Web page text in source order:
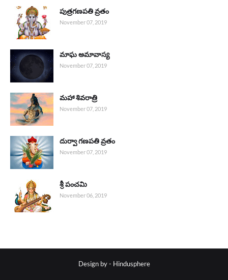
పుత్రగణపతి వ్రతం
November 07, 2019
మాఘ అమావాస్య
November 07, 2019
మహా శివరాత్రి
November 07, 2019
దుర్వా గణపతి వ్రతం
November 07, 2019
శ్రీ పంచమి
November 06, 2019
Design by - Hindusphere